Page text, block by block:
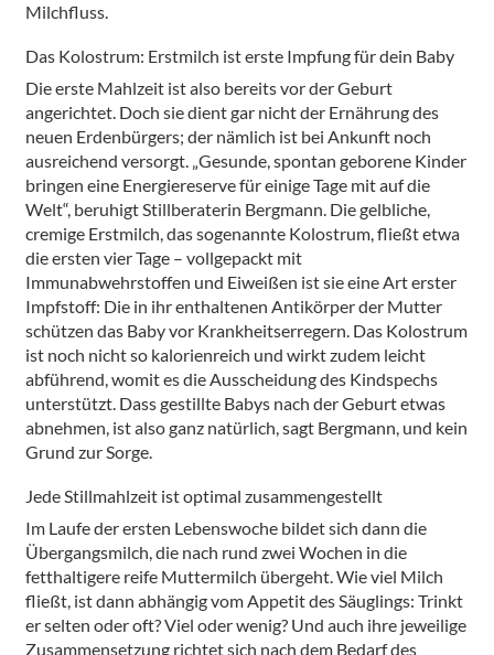
Milchfluss.
Das Kolostrum: Erstmilch ist erste Impfung für dein Baby
Die erste Mahlzeit ist also bereits vor der Geburt
angerichtet. Doch sie dient gar nicht der Ernährung des
neuen Erdenbürgers; der nämlich ist bei Ankunft noch
ausreichend versorgt. „Gesunde, spontan geborene Kinder
bringen eine Energiereserve für einige Tage mit auf die
Welt“, beruhigt Stillberaterin Bergmann. Die gelbliche,
cremige Erstmilch, das sogenannte Kolostrum, fließt etwa
die ersten vier Tage – vollgepackt mit
Immunabwehrstoffen und Eiweißen ist sie eine Art erster
Impfstoff: Die in ihr enthaltenen Antikörper der Mutter
schützen das Baby vor Krankheitserregern. Das Kolostrum
ist noch nicht so kalorienreich und wirkt zudem leicht
abführend, womit es die Ausscheidung des Kindspechs
unterstützt. Dass gestillte Babys nach der Geburt etwas
abnehmen, ist also ganz natürlich, sagt Bergmann, und kein
Grund zur Sorge.
Jede Stillmahlzeit ist optimal zusammengestellt
Im Laufe der ersten Lebenswoche bildet sich dann die
Übergangsmilch, die nach rund zwei Wochen in die
fetthaltigere reife Muttermilch übergeht. Wie viel Milch
fließt, ist dann abhängig vom Appetit des Säuglings: Trinkt
er selten oder oft? Viel oder wenig? Und auch ihre jeweilige
Zusammensetzung richtet sich nach dem Bedarf des